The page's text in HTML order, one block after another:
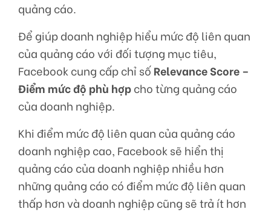
quảng cáo.
Để giúp doanh nghiệp hiểu mức độ liên quan
của quảng cáo với đối tượng mục tiêu,
Facebook cung cấp chỉ sốRelevance Score –
Điểm mức độ phù hợpcho từng quảng cáo
của doanh nghiệp.
Khi điểm mức độ liên quan của quảng cáo
doanh nghiệp cao, Facebook sẽ hiển thị
quảng cáo của doanh nghiệp nhiều hơn
những quảng cáo có điểm mức độ liên quan
thấp hơn và doanh nghiệp cũng sẽ trả ít hơn